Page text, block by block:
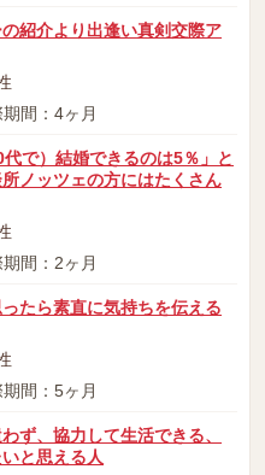
紹介より出逢い真剣交際ア
間：4ヶ月
で）結婚できるのは5％」と
ノッツェの方にはたくさん
間：2ヶ月
ったら素直に気持ちを伝える
間：5ヶ月
ず、協力して生活できる、
と思える人